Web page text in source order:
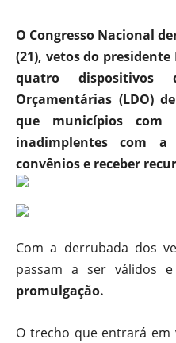
O Congresso Nacional
(21), vetos do
quatro
Orçamentárias (LDO)
que municípios
inadimplentes com a
convênios e receber
Com a derrubada dos
passam a ser válidos
promulgação.
O trecho que entrará em